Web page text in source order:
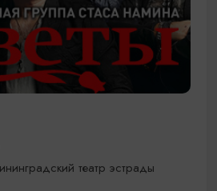
театр эстрады